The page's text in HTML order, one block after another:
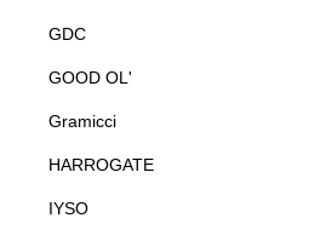
GDC
GOOD OL'
Gramicci
HARROGATE
IYSO